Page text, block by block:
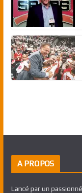
A PROPOS
Lancé par un